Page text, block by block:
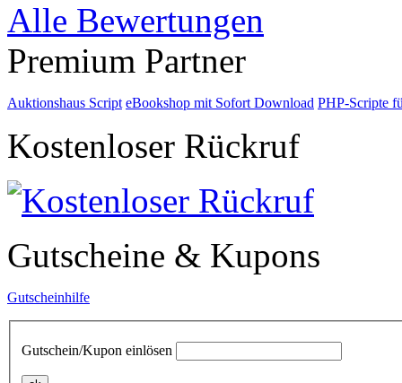
Alle Bewertungen
Premium Partner
Auktionshaus Script eBookshop mit Sofort Download PHP-Scripte
Kostenloser Rückruf
Gutscheine & Kupons
Gutscheinhilfe
Gutschein/Kupon einlösen